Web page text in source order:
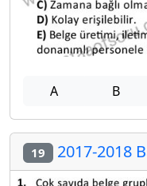
A B
19 2017-2018